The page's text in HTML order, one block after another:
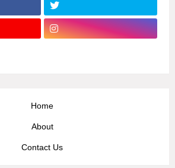
Home
About
Contact Us